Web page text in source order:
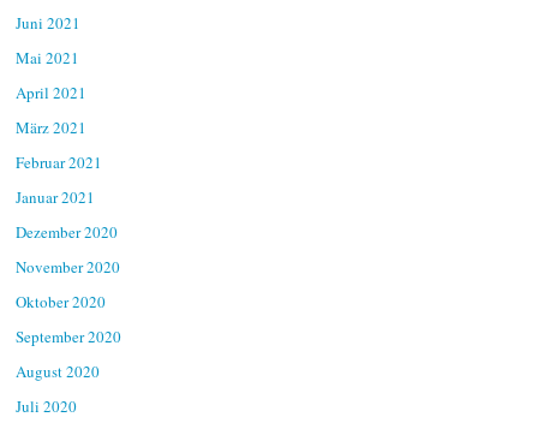
Juni 2021
Mai 2021
April 2021
März 2021
Februar 2021
Januar 2021
Dezember 2020
November 2020
Oktober 2020
September 2020
August 2020
Juli 2020